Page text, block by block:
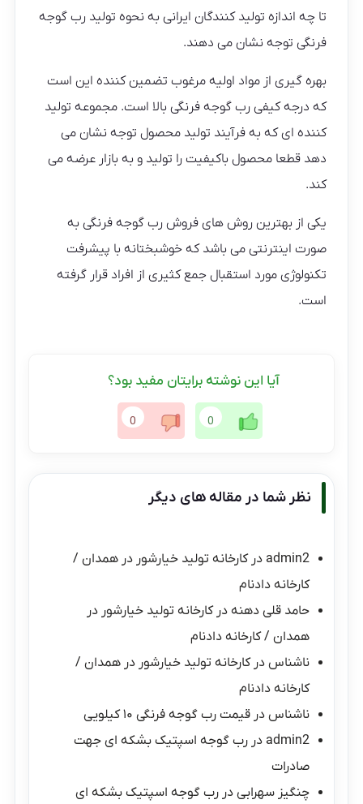
تا چه اندازه تولید کنندگان ایرانی به نحوه تولید رب گوجه
فرنگی توجه نشان می دهند.
بهره گیری از مواد اولیه مرغوب تضمین کننده این است
که درجه کیفی رب گوجه فرنگی بالا است. مجموعه تولید
کننده ای که به فرآیند تولید محصول توجه نشان می
دهد قطعا محصول باکیفیت را تولید و به بازار عرضه می
کند.
یکی از بهترین روش های فروش رب گوجه فرنگی به
صورت اینترنتی می باشد که خوشبختانه با پیشرفت
تکنولوژی مورد استقبال جمع کثیری از افراد قرار گرفته
است.
آیا این نوشته برایتان مفید بود؟
0
0
نظر شما در مقاله های دیگر
admin2 درکارخانه تولید خیارشور در همدان /
کارخانه دادنام
حامد قلی دهنه درکارخانه تولید خیارشور در
همدان / کارخانه دادنام
ناشناس درکارخانه تولید خیارشور در همدان /
کارخانه دادنام
ناشناس درقیمت رب گوجه فرنگی ۱۰ کیلویی
admin2 دررب گوجه اسپتیک بشکه ای جهت
صادرات
چنگیز سهرابی دررب گوجه اسپتیک بشکه ای